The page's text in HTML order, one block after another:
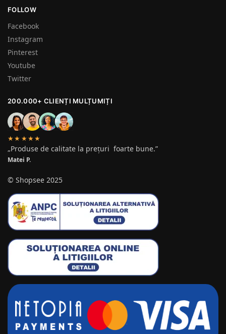
FOLLOW
Facebook
Instagram
Pinterest
Youtube
Twitter
200.000+ CLIENȚI MULȚUMIȚI
★★★★★
„Produse de calitate la prețuri foarte bune.”
Matei P.
© Shopsee 2025